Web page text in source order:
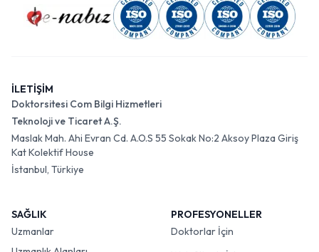
İLETİŞİM
Doktorsitesi Com Bilgi Hizmetleri
Teknoloji ve Ticaret A.Ş.
Maslak Mah. Ahi Evran Cd. A.O.S 55 Sokak No:2 Aksoy Plaza Giriş
Kat Kolektif House
İstanbul, Türkiye
SAĞLIK
Uzmanlar
PROFESYONELLER
Doktorlar İçin